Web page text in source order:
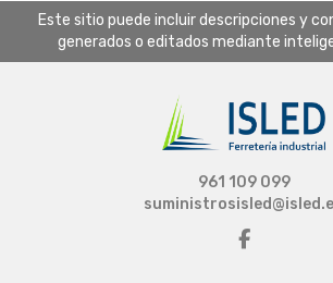
Este sitio puede incluir descripciones y
generados o editados mediante
961 109 099